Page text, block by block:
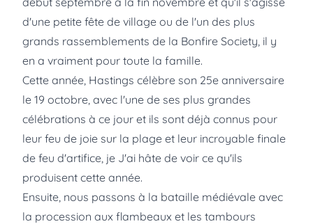
d'une petite fête de village ou de l'un des plus
grands rassemblements de la Bonfire Society, il y
en a vraiment pour toute la famille.
Cette année, Hastings célèbre son 25e anniversaire
le 19 octobre, avec l'une de ses plus grandes
célébrations à ce jour et ils sont déjà connus pour
leur feu de joie sur la plage et leur incroyable finale
de feu d'artifice, je J'ai hâte de voir ce qu'ils
produisent cette année.
Ensuite, nous passons à la bataille médiévale avec
la procession aux flambeaux et les tambours